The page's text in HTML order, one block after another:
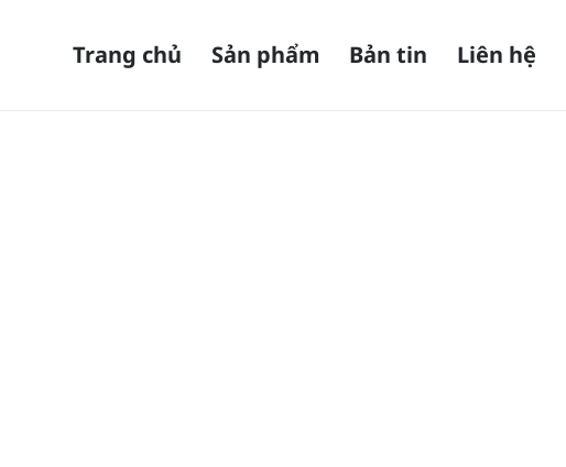
Trang chủ Sản phẩm Bản tin Liên hệ